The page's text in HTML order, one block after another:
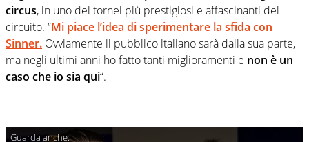
circus, in uno dei tornei più prestigiosi e affascinanti del
circuito. “Mi piace l’idea di sperimentare la sfida con
Sinner. Ovviamente il pubblico italiano sarà dalla sua parte,
ma negli ultimi anni ho fatto tanti miglioramenti e non è un
caso che io sia qui“.